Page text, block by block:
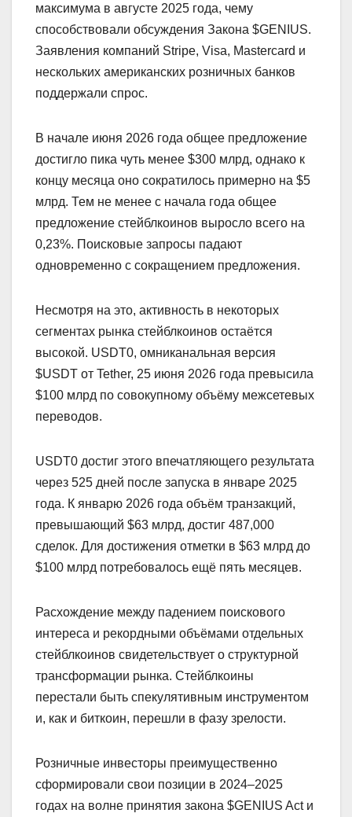
максимума в августе 2025 года, чему
способствовали обсуждения Закона $GENIUS.
Заявления компаний Stripe, Visa, Mastercard и
нескольких американских розничных банков
поддержали спрос.
В начале июня 2026 года общее предложение
достигло пика чуть менее $300 млрд, однако к
концу месяца оно сократилось примерно на $5
млрд. Тем не менее с начала года общее
предложение стейблкоинов выросло всего на
0,23%. Поисковые запросы падают
одновременно с сокращением предложения.
Несмотря на это, активность в некоторых
сегментах рынка стейблкоинов остаётся
высокой. USDT0, омниканальная версия
$USDT от Tether, 25 июня 2026 года превысила
$100 млрд по совокупному объёму межсетевых
переводов.
USDT0 достиг этого впечатляющего результата
через 525 дней после запуска в январе 2025
года. К январю 2026 года объём транзакций,
превышающий $63 млрд, достиг 487,000
сделок. Для достижения отметки в $63 млрд до
$100 млрд потребовалось ещё пять месяцев.
Расхождение между падением поискового
интереса и рекордными объёмами отдельных
стейблкоинов свидетельствует о структурной
трансформации рынка. Стейблкоины
перестали быть спекулятивным инструментом
и, как и биткоин, перешли в фазу зрелости.
Розничные инвесторы преимущественно
сформировали свои позиции в 2024–2025
годах на волне принятия закона $GENIUS Act и